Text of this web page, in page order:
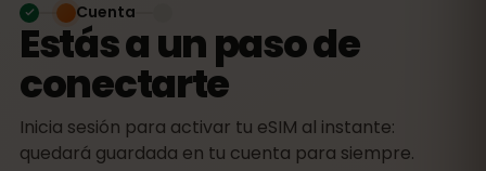
Estás a un paso de
conectarte
Inicia sesión para activar tu eSIM al instante:
quedará guardada en tu cuenta para siempre.
Cuenta